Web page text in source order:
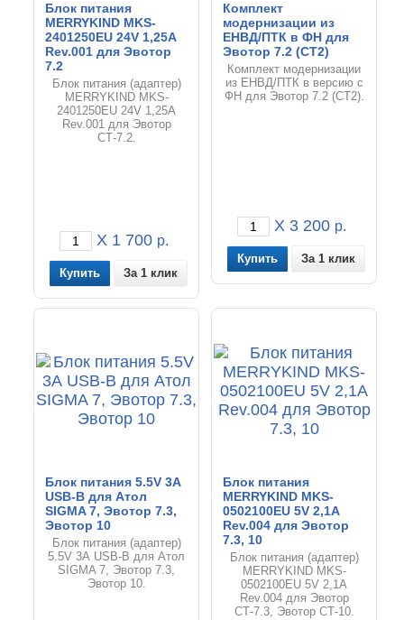
Блок питания
MERRYKIND MKS-
2401250EU 24V 1,25A
Rev.001 для Эвотор
7.2
Блок питания (адаптер)
MERRYKIND MKS-
2401250EU 24V 1,25A
Rev.001 для Эвотор
СТ-7.2.
X 1 700 р.
За 1 клик
Комплект
модернизации из
ЕНВД/ПТК в ФН для
Эвотор 7.2 (СТ2)
Комплект модернизации
из ЕНВД/ПТК в версию с
ФН для Эвотор 7.2 (СТ2).
X 3 200 р.
За 1 клик
Блок питания 5.5V 3А
USB-B для Атол
SIGMA 7, Эвотор 7.3,
Эвотор 10
Блок питания (адаптер)
5.5V 3А USB-B для Атол
SIGMA 7, Эвотор 7.3,
Эвотор 10.
Блок питания
MERRYKIND MKS-
0502100EU 5V 2,1A
Rev.004 для Эвотор
7.3, 10
Блок питания (адаптер)
MERRYKIND MKS-
0502100EU 5V 2,1A
Rev.004 для Эвотор
СТ-7.3, Эвотор СТ-10.